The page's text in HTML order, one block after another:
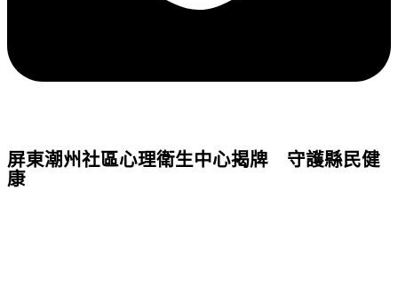
屏東潮州社區心理衛生中心揭牌 守護縣民健
康